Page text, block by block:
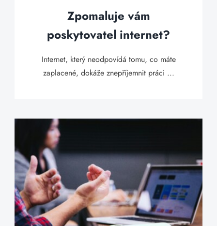
Zpomaluje vám
poskytovatel internet?
Internet, který neodpovídá tomu, co máte
zaplacené, dokáže znepříjemnit práci ...